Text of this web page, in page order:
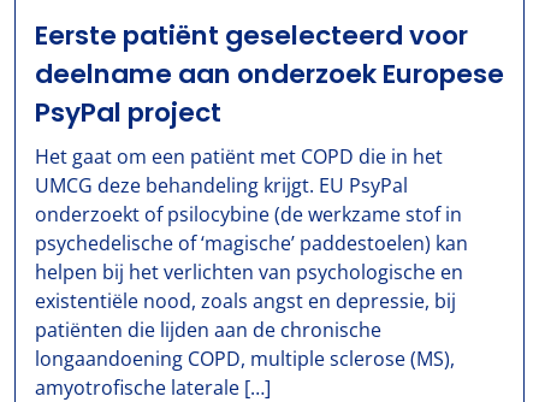
Eerste patiënt geselecteerd voor
deelname aan onderzoek Europese
PsyPal project
Het gaat om een patiënt met COPD die in het
UMCG deze behandeling krijgt. EU PsyPal
onderzoekt of psilocybine (de werkzame stof in
psychedelische of ‘magische’ paddestoelen) kan
helpen bij het verlichten van psychologische en
existentiële nood, zoals angst en depressie, bij
patiënten die lijden aan de chronische
longaandoening COPD, multiple sclerose (MS),
amyotrofische laterale […]